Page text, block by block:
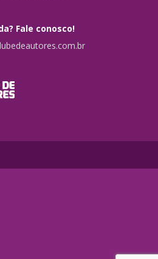
Fale conosco!